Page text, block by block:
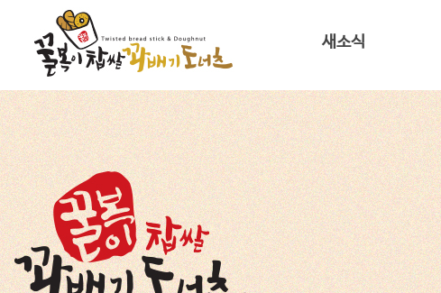
새소식
새소식 바로가기